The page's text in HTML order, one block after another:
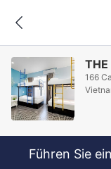
THE
166
Führen Sie